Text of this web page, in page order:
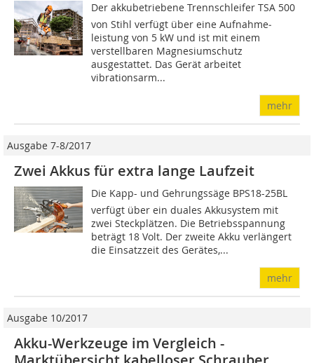
Der akkubetriebene Trennschleifer TSA 500
von Stihl verfügt über eine Aufnahme­
leistung von 5 kW und ist mit einem
verstellbaren Magnesiumschutz
ausgestattet. Das Gerät arbeitet
vibrationsarm...
mehr
Ausgabe 7-8/2017
Zwei Akkus für extra lange Laufzeit
Die Kapp- und Gehrungssäge BPS18-25BL
verfügt über ein duales Akkusystem mit
zwei Steckplätzen. Die Betriebsspannung
beträgt 18 Volt. Der zweite Akku verlängert
die Einsatzzeit des Gerätes,...
mehr
Ausgabe 10/2017
Akku-Werkzeuge im Vergleich -